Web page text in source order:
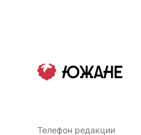
Телефон редакции